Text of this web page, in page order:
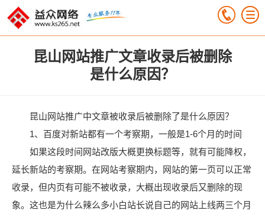
昆山网站推广文章收录后被删除
是什么原因？
昆山网站推广中文章被收录后被删除了是什么原因？
1、百度对新站都有一个考察期，一般是1-6个月的时间
如果这段时间网站改版大概更换标题等，就有可能降权，
延长新站的考察期。在网站考察期内，网站的第一页可以正常
收录，但内页有可能不被收录，大概出现收录后又删除的现
象。这也是为什么辣么多小白站长说自己的网站上线两三个月